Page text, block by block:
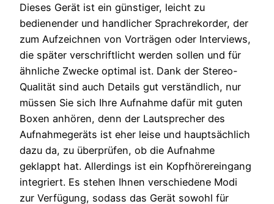
Dieses Gerät ist ein günstiger, leicht zu
bedienender und handlicher Sprachrekorder, der
zum Aufzeichnen von Vorträgen oder Interviews,
die später verschriftlicht werden sollen und für
ähnliche Zwecke optimal ist. Dank der Stereo-
Qualität sind auch Details gut verständlich, nur
müssen Sie sich Ihre Aufnahme dafür mit guten
Boxen anhören, denn der Lautsprecher des
Aufnahmegeräts ist eher leise und hauptsächlich
dazu da, zu überprüfen, ob die Aufnahme
geklappt hat. Allerdings ist ein Kopfhörereingang
integriert. Es stehen Ihnen verschiedene Modi
zur Verfügung, sodass das Gerät sowohl für